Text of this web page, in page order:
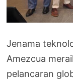
Jenama
Amezcua
pelancaran